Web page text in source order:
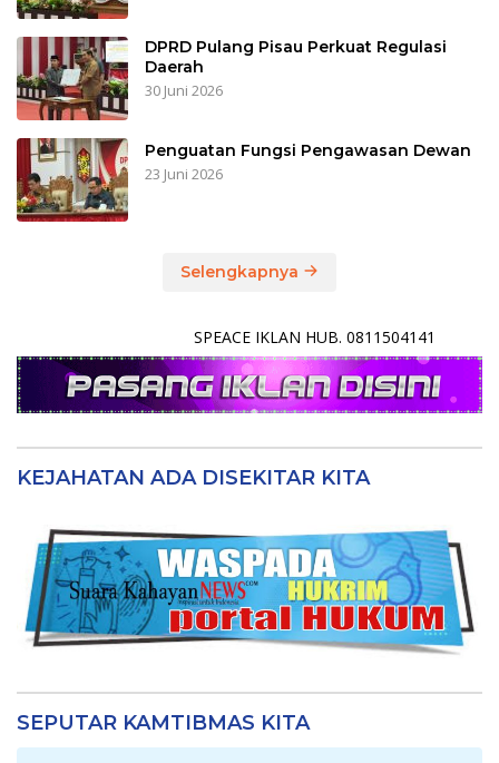
DPRD Pulang Pisau Perkuat Regulasi
Daerah
30 Juni 2026
Penguatan Fungsi Pengawasan Dewan
23 Juni 2026
Selengkapnya
SPEACE IKLAN HUB. 0811504141
KEJAHATAN ADA DISEKITAR KITA
SEPUTAR KAMTIBMAS KITA